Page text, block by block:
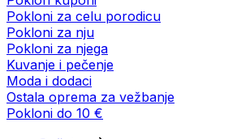
Pokloni za celu porodicu
Pokloni za nju
Pokloni za njega
Kuvanje i pečenje
Moda i dodaci
Ostala oprema za vežbanje
Pokloni do 10 €